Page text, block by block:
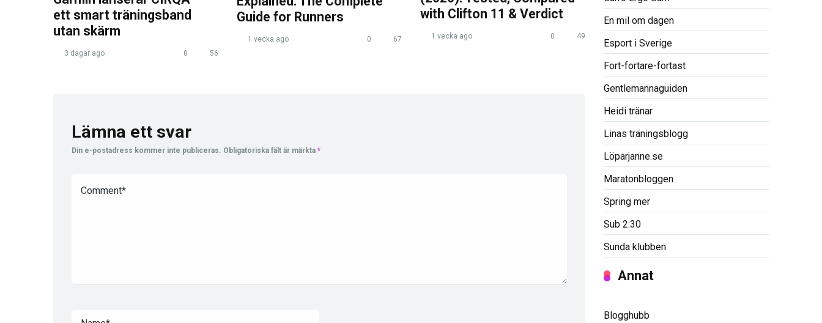
ett smart träningsband
utan skärm
3 dagar ago 0 56
Guide for Runners
1 vecka ago 0 67
with Clifton 11 & Verdict
1 vecka ago 0 49
Lämna ett svar
Din e-postadress kommer inte publiceras. Obligatoriska fält är märkta *
En mil om dagen
Esport i Sverige
Fort-fortare-fortast
Gentlemannaguiden
Heidi tränar
Linas träningsblogg
Löparjanne.se
Maratonbloggen
Spring mer
Sub 2:30
Sunda klubben
Annat
Blogghubb